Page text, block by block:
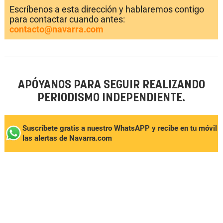
Escríbenos a esta dirección y hablaremos contigo
para contactar cuando antes:
contacto@navarra.com
APÓYANOS PARA SEGUIR REALIZANDO
PERIODISMO INDEPENDIENTE.
Suscríbete gratis a nuestro WhatsAPP y recibe en tu móvil
las alertas de Navarra.com